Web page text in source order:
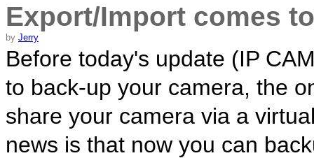
Export/Import comes
by Jerry
Before today's update (IP
to back-up your camera, the
share your camera via a
news is that now you can